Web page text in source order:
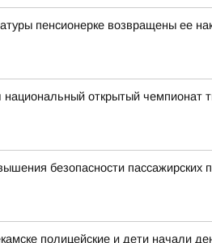
пенсионерке возвращены ее
открытый чемпионат
безопасности пассажирских
полицейские и дети начали